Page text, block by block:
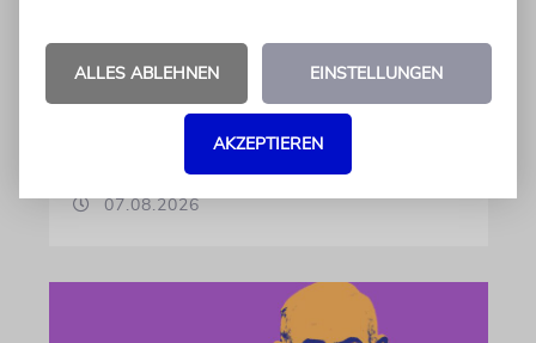
Beim Kauf der Maschine wurde bewusst auf
das System »FalconEye« verzichtet, weil der
israelische Rüstungskonzern Elbit Systems an
dem Produkt beteiligt ist
07.08.2026
ALLES ABLEHNEN EINSTELLUNGEN
AKZEPTIEREN